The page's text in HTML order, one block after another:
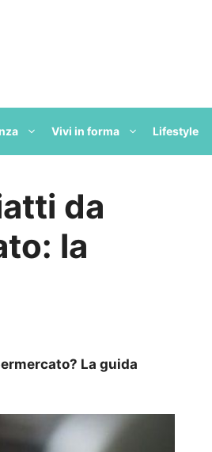
Vivi in forma Lifestyle
da
la
La guida